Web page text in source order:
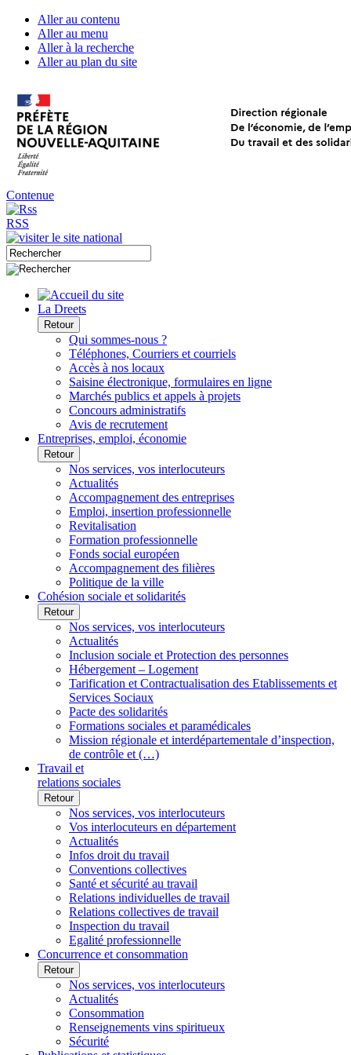
Aller au contenu
Aller au menu
Aller à la recherche
Aller au plan du site
Contenue
RSS
La Dreets
Retour
Qui sommes-nous ?
Téléphones, Courriers et courriels
Accès à nos locaux
Saisine électronique, formulaires en ligne
Marchés publics et appels à projets
Concours administratifs
Avis de recrutement
Entreprises, emploi, économie
Retour
Nos services, vos interlocuteurs
Actualités
Accompagnement des entreprises
Emploi, insertion professionnelle
Revitalisation
Formation professionnelle
Fonds social européen
Accompagnement des filières
Politique de la ville
Cohésion sociale et solidarités
Retour
Nos services, vos interlocuteurs
Actualités
Inclusion sociale et Protection des personnes
Hébergement – Logement
Tarification et Contractualisation des Etablissements et
Services Sociaux
Pacte des solidarités
Formations sociales et paramédicales
Mission régionale et interdépartementale d’inspection,
de contrôle et (…)
Travail et
relations sociales
Retour
Nos services, vos interlocuteurs
Vos interlocuteurs en département
Actualités
Infos droit du travail
Conventions collectives
Santé et sécurité au travail
Relations individuelles de travail
Relations collectives de travail
Inspection du travail
Egalité professionnelle
Concurrence et consommation
Retour
Nos services, vos interlocuteurs
Actualités
Consommation
Renseignements vins spiritueux
Sécurité